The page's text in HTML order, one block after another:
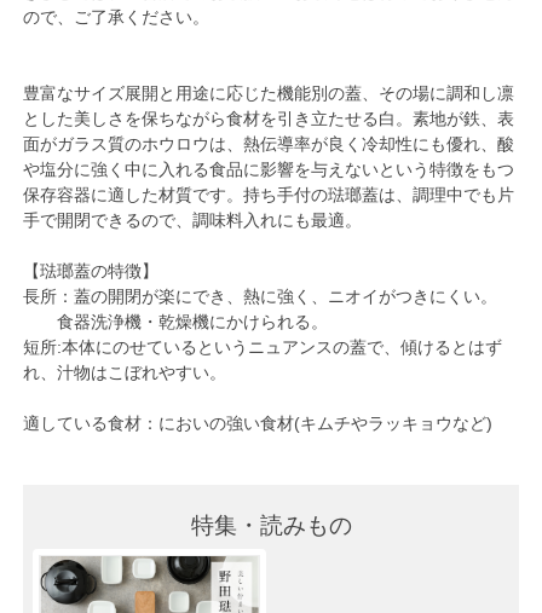
ので、ご了承ください。
豊富なサイズ展開と用途に応じた機能別の蓋、その場に調和し凛
とした美しさを保ちながら食材を引き立たせる白。素地が鉄、表
面がガラス質のホウロウは、熱伝導率が良く冷却性にも優れ、酸
や塩分に強く中に入れる食品に影響を与えないという特徴をもつ
保存容器に適した材質です。持ち手付の琺瑯蓋は、調理中でも片
手で開閉できるので、調味料入れにも最適。
【琺瑯蓋の特徴】
長所：蓋の開閉が楽にでき、熱に強く、ニオイがつきにくい。
食器洗浄機・乾燥機にかけられる。
短所:本体にのせているというニュアンスの蓋で、傾けるとはず
れ、汁物はこぼれやすい。
適している食材：においの強い食材(キムチやラッキョウなど)
特集・読みもの